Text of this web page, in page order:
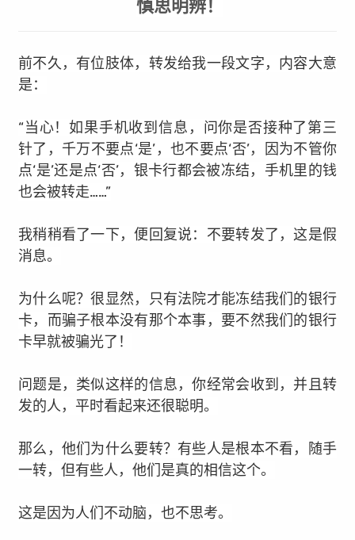
慎思明辨！
前不久，有位肢体，转发给我一段文字，内容大意
是：
“当心！如果手机收到信息，问你是否接种了第三
针了，千万不要点‘是’，也不要点‘否’，因为不管你
点‘是’还是点‘否’，银卡行都会被冻结，手机里的钱
也会被转走……”
我稍稍看了一下，便回复说：不要转发了，这是假
消息。
为什么呢？很显然，
只有法院才能冻结我们的银行
卡，而骗子根本没有那个本事，要不然我们的银行
卡早就被骗光了！
问题是，类似这样的信息，你经常会收到，并且转
发的人，平时看起来还很聪明。
那么，他们为什么要转？有些人是根本不看，随手
一转，但有些人，他们是真的相信这个。
这是因为人们不动脑，也不思考。